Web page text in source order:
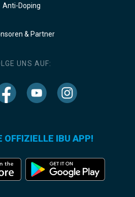
Anti-Doping
& Partner
UNS AUF:
OFFIZIELLE IBU APP!